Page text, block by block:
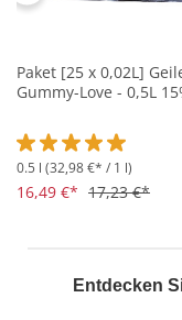
Paket [25 x 0,02L]
Gummy-Love - 0,5L
Durchschnittliche
0.5 l (32,98 €* / 1 l)
16,49 €* 17,23 €*
Entdecken